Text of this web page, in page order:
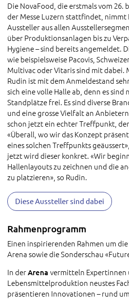
Die NovaFood, die erstmals vom 26.
der Messe Luzern stattfindet, nimmt
Aussteller aus allen
über Produktionsanlagen bis zu
Hygiene – sind bereits angemeldet.
wie beispielsweise Pacovis,
Multivac oder Vitaris sind mit dabei.
Rudin ist mit dem Anmeldestand
sich eine volle Halle ab, denn es
Standplätze frei. Es sind diverse
und eine grosse Vielfalt an
schon jetzt ein echter Treffpunkt,
«Überall, wo wir das Konzept
eines solchen Treffpunkts
jetzt wird dieser konkret. «Wir
Hallenlayouts zu zeichnen und die
zu platzieren», so Rudin.
Diese Aussteller sind dabei
Rahmenprogramm
Einen inspirierenden Rahmen um
Arena sowie die Sonderschau
In derArena vermitteln Expertinnen
Lebensmittelproduktion neustes
präsentieren Innovationen – rund